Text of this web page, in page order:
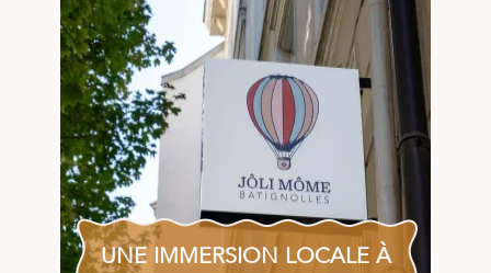
UNE IMMERSION LOCALE À